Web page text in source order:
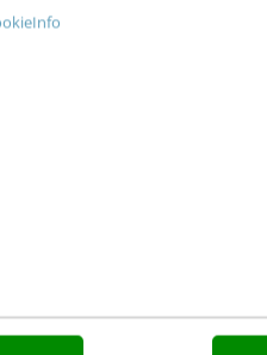
via e-mail
om bijvoorbeeld al
Zo kunnen